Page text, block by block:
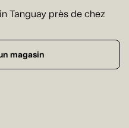
Tanguay près de chez
magasin